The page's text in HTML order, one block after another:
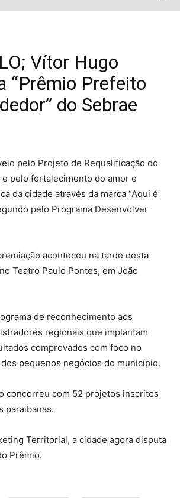
Vítor Hugo
“Prêmio Prefeito
do Sebrae
pelo Projeto de Requalificação do
e pelo fortalecimento do amor e
da cidade através da marca “Aqui é
pelo Programa Desenvolver
aconteceu na tarde desta
Teatro Paulo Pontes, em João
de reconhecimento aos
regionais que implantam
comprovados com foco no
pequenos negócios do município.
concorreu com 52 projetos inscritos
paraibanas.
Territorial, a cidade agora disputa
Prêmio.